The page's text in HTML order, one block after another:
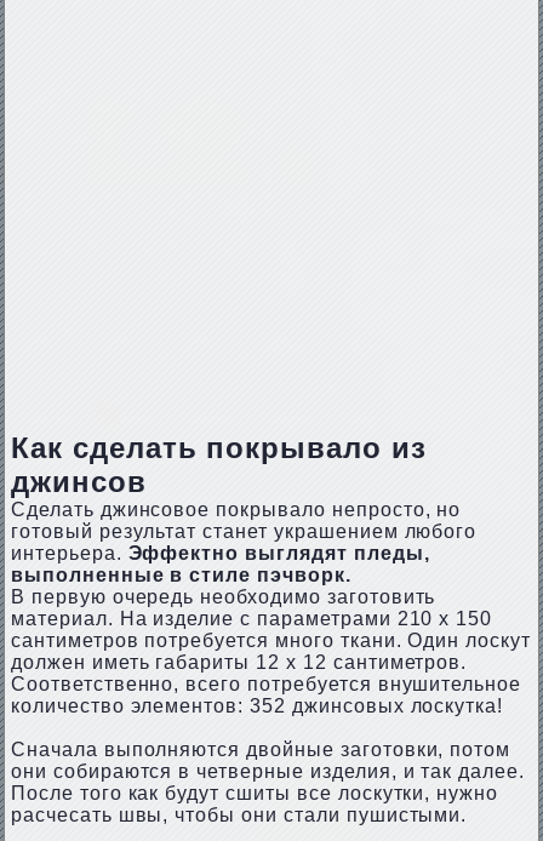
Как сделать покрывало из
джинсов
Сделать джинсовое покрывало непросто, но
готовый результат станет украшением любого
интерьера. Эффектно выглядят пледы,
выполненные в стиле пэчворк.
В первую очередь необходимо заготовить
материал. На изделие с параметрами 210 х 150
сантиметров потребуется много ткани. Один лоскут
должен иметь габариты 12 х 12 сантиметров.
Соответственно, всего потребуется внушительное
количество элементов: 352 джинсовых лоскутка!
Сначала выполняются двойные заготовки, потом
они собираются в четверные изделия, и так далее.
После того как будут сшиты все лоскутки, нужно
расчесать швы, чтобы они стали пушистыми.